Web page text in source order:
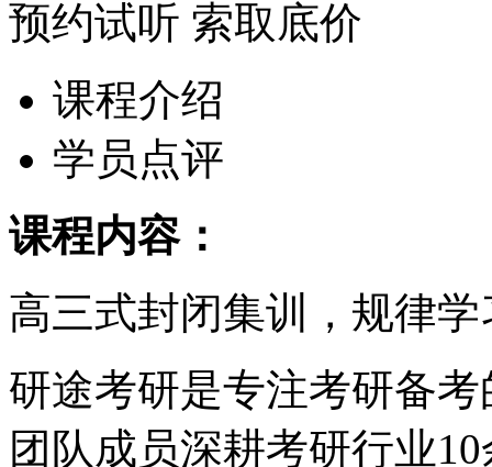
预约试听 索取底价
课程介绍
学员点评
课程内容：
高三式封闭集训，规律
研途考研是专注考研备
团队成员深耕考研行业